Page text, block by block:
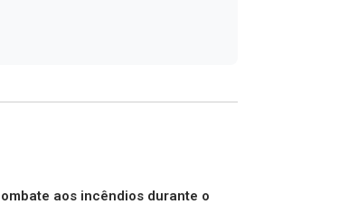
aos incêndios durante o